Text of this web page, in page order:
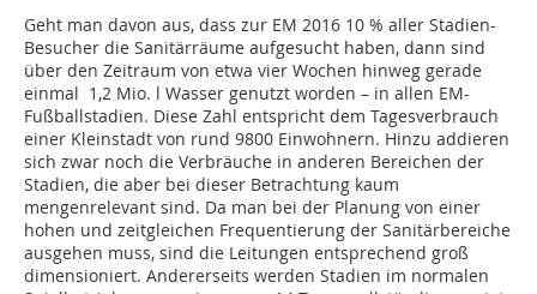
Geht man davon aus, dass zur EM 2016 10 % aller Stadien-
Besucher die Sanitärräume aufgesucht haben, dann sind
über den Zeitraum von etwa vier Wochen hinweg gerade
einmal 1,2 Mio. l Wasser genutzt worden – in allen EM-
Fußballstadien. Diese Zahl entspricht dem Tagesverbrauch
einer Kleinstadt von rund 9800 Einwohnern. Hinzu addieren
sich zwar noch die Verbräuche in anderen Bereichen der
Stadien, die aber bei dieser Betrachtung kaum
mengenrelevant sind. Da man bei der Planung von einer
hohen und zeitgleichen Frequentierung der Sanitärbereiche
ausgehen muss, sind die Leitungen entsprechend groß
dimensioniert. Andererseits werden Stadien im normalen